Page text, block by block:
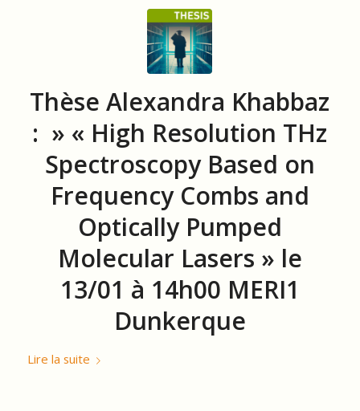
Thèse Alexandra Khabbaz
: » « High Resolution THz
Spectroscopy Based on
Frequency Combs and
Optically Pumped
Molecular Lasers » le
13/01 à 14h00 MERI1
Dunkerque
Lire la suite